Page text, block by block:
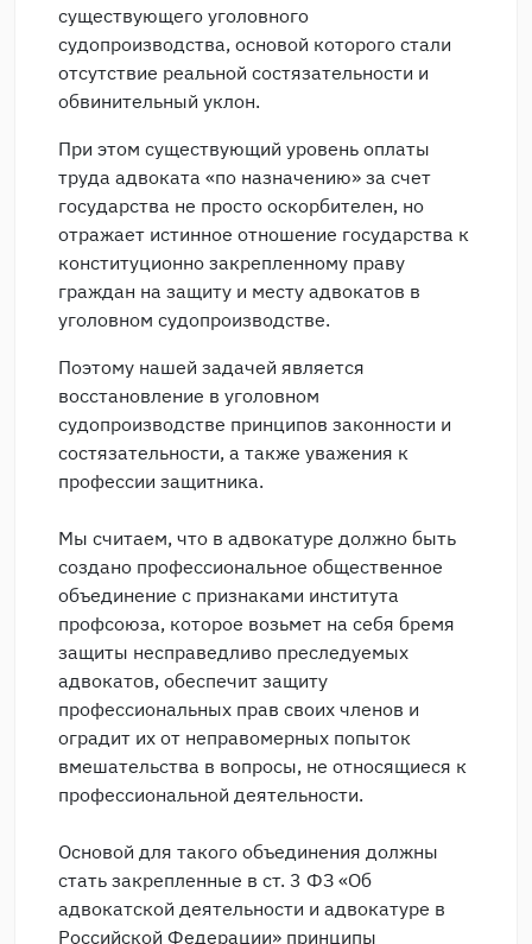
существующего уголовного
судопроизводства, основой которого стали
отсутствие реальной состязательности и
обвинительный уклон.
При этом существующий уровень оплаты
труда адвоката «по назначению» за счет
государства не просто оскорбителен, но
отражает истинное отношение государства к
конституционно закрепленному праву
граждан на защиту и месту адвокатов в
уголовном судопроизводстве.
Поэтому нашей задачей является
восстановление в уголовном
судопроизводстве принципов законности и
состязательности, а также уважения к
профессии защитника.
Мы считаем, что в адвокатуре должно быть
создано профессиональное общественное
объединение с признаками института
профсоюза, которое возьмет на себя бремя
защиты несправедливо преследуемых
адвокатов, обеспечит защиту
профессиональных прав своих членов и
оградит их от неправомерных попыток
вмешательства в вопросы, не относящиеся к
профессиональной деятельности.
Основой для такого объединения должны
стать закрепленные в ст. 3 ФЗ «Об
адвокатской деятельности и адвокатуре в
Российской Федерации» принципы